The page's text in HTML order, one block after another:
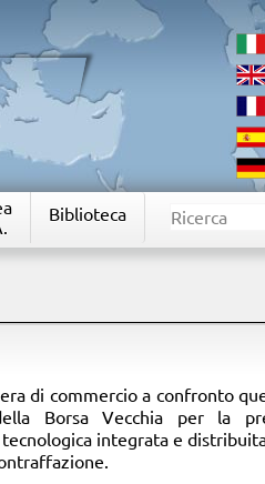
Biblioteca
di commercio a confronto
Borsa Vecchia per la
integrata e